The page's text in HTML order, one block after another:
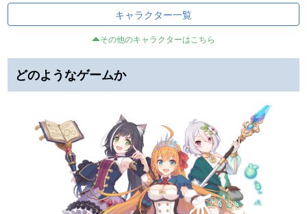
キャラクター一覧
その他のキャラクターはこちら
どのようなゲームか